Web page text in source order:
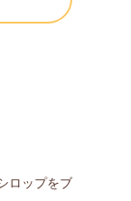
ロップをブ